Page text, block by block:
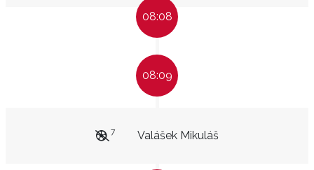
08:08
08:09
Valášek Mikuláš
7